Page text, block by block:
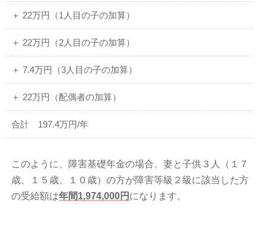
＋ 22万円（1人目の子の加算）
＋ 22万円（2人目の子の加算）
＋ 7.4万円（3人目の子の加算）
＋ 22万円（配偶者の加算）
合計 197.4万円/年
このように、障害基礎年金の場合、妻と子供３人（１７
歳、１５歳、１０歳）の方が障害等級２級に該当した方
の受給額は年間1,974,000円 になります。